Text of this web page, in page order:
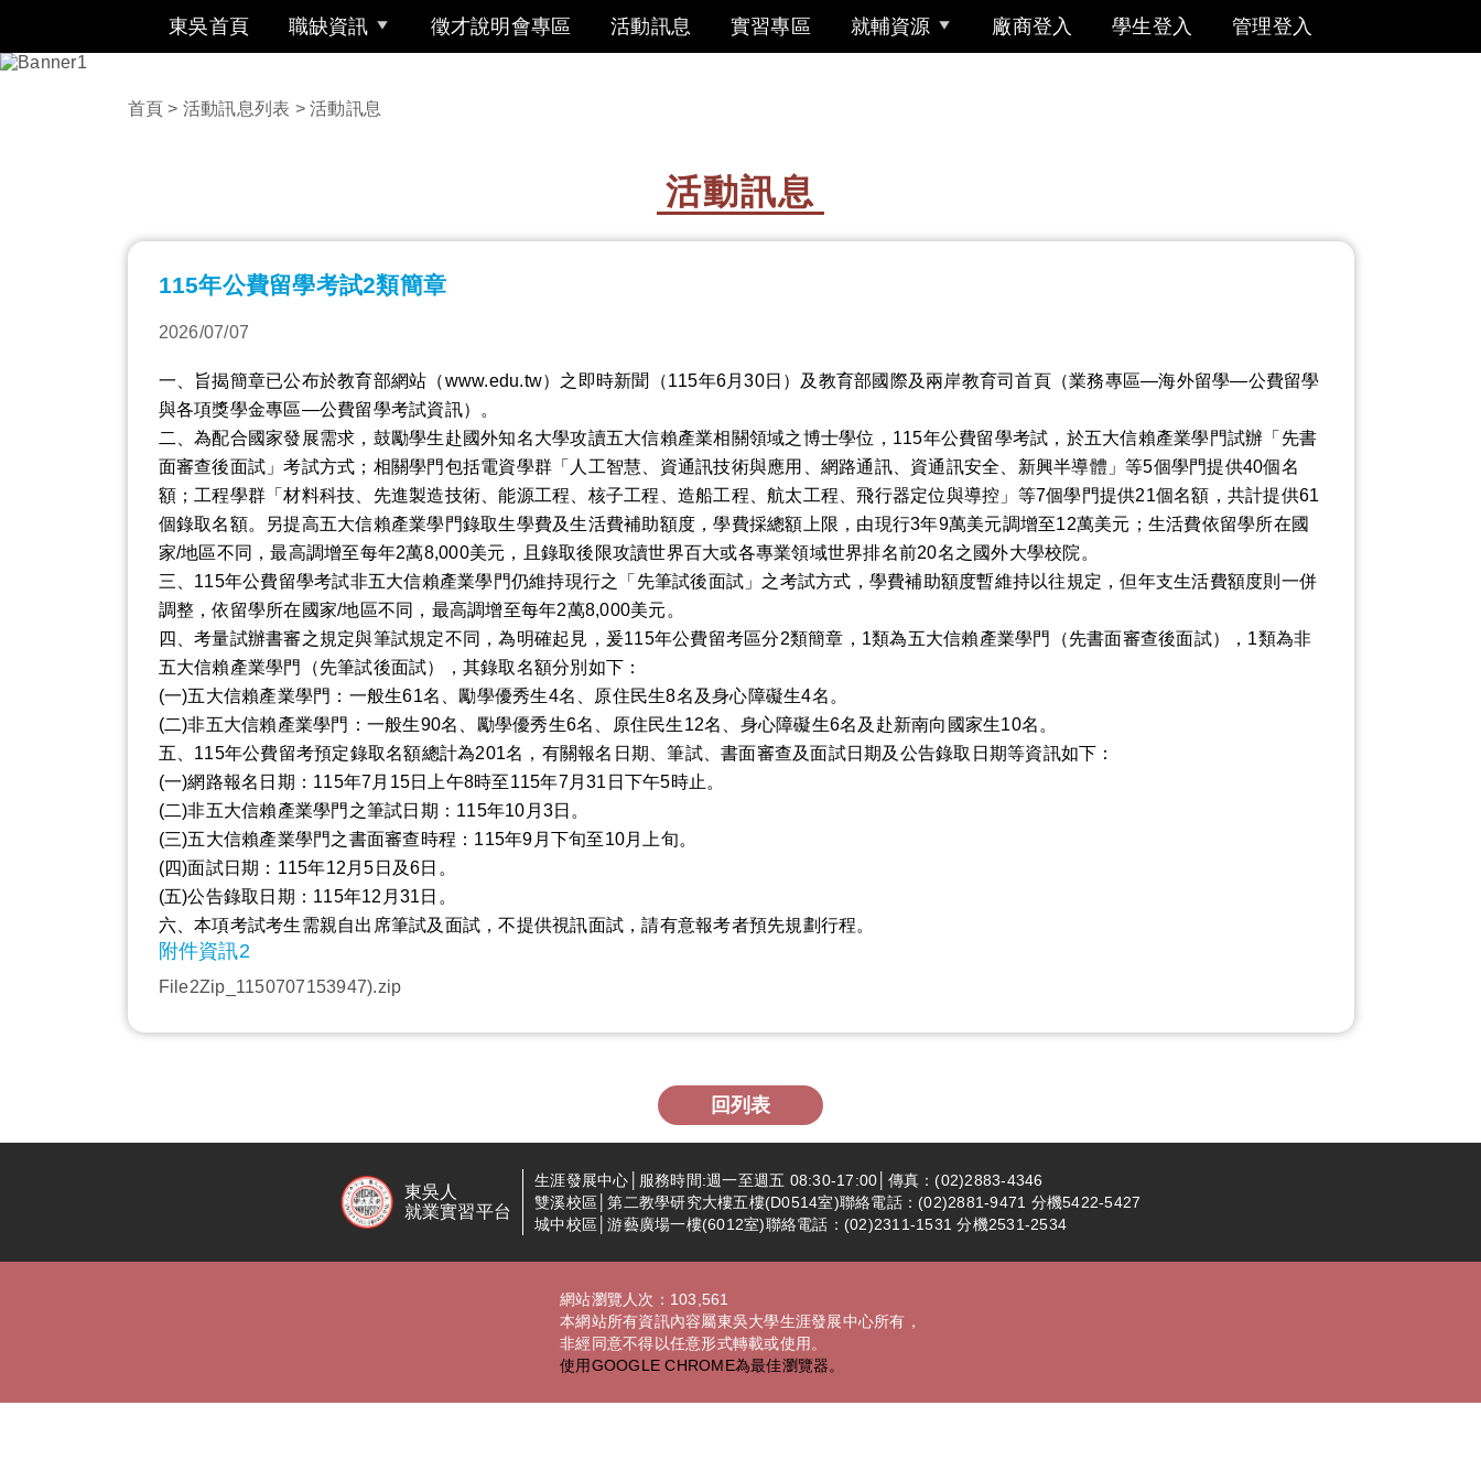
東吳首頁 職缺資訊 徵才說明會專區 活動訊息 實習專區 就輔資源 廠商登入 學生登入 管理登入
首頁 > 活動訊息列表 > 活動訊息
活動訊息
115年公費留學考試2類簡章
2026/07/07
一、旨揭簡章已公布於教育部網站（www.edu.tw）之即時新聞（115年6月30日）及教育部國際及兩岸教育司首頁（業務專區―海外留學―公費留學
與各項獎學金專區―公費留學考試資訊）。
二、為配合國家發展需求，鼓勵學生赴國外知名大學攻讀五大信賴產業相關領域之博士學位，115年公費留學考試，於五大信賴產業學門試辦「先書
面審查後面試」考試方式；相關學門包括電資學群「人工智慧、資通訊技術與應用、網路通訊、資通訊安全、新興半導體」等5個學門提供40個名
額；工程學群「材料科技、先進製造技術、能源工程、核子工程、造船工程、航太工程、飛行器定位與導控」等7個學門提供21個名額，共計提供61
個錄取名額。另提高五大信賴產業學門錄取生學費及生活費補助額度，學費採總額上限，由現行3年9萬美元調增至12萬美元；生活費依留學所在國
家/地區不同，最高調增至每年2萬8,000美元，且錄取後限攻讀世界百大或各專業領域世界排名前20名之國外大學校院。
三、115年公費留學考試非五大信賴產業學門仍維持現行之「先筆試後面試」之考試方式，學費補助額度暫維持以往規定，但年支生活費額度則一併
調整，依留學所在國家/地區不同，最高調增至每年2萬8,000美元。
四、考量試辦書審之規定與筆試規定不同，為明確起見，爰115年公費留考區分2類簡章，1類為五大信賴產業學門（先書面審查後面試），1類為非
五大信賴產業學門（先筆試後面試），其錄取名額分別如下：
(一)五大信賴產業學門：一般生61名、勵學優秀生4名、原住民生8名及身心障礙生4名。
(二)非五大信賴產業學門：一般生90名、勵學優秀生6名、原住民生12名、身心障礙生6名及赴新南向國家生10名。
五、115年公費留考預定錄取名額總計為201名，有關報名日期、筆試、書面審查及面試日期及公告錄取日期等資訊如下：
(一)網路報名日期：115年7月15日上午8時至115年7月31日下午5時止。
(二)非五大信賴產業學門之筆試日期：115年10月3日。
(三)五大信賴產業學門之書面審查時程：115年9月下旬至10月上旬。
(四)面試日期：115年12月5日及6日。
(五)公告錄取日期：115年12月31日。
六、本項考試考生需親自出席筆試及面試，不提供視訊面試，請有意報考者預先規劃行程。
附件資訊2
File2Zip_1150707153947).zip
回列表
東吳人
就業實習平台
生涯發展中心│服務時間:週一至週五 08:30-17:00│傳真：(02)2883-4346
雙溪校區│第二教學研究大樓五樓(D0514室)聯絡電話：(02)2881-9471 分機5422-5427
城中校區│游藝廣場一樓(6012室)聯絡電話：(02)2311-1531 分機2531-2534
網站瀏覽人次：103,561
本網站所有資訊內容屬東吳大學生涯發展中心所有，
非經同意不得以任意形式轉載或使用。
使用GOOGLE CHROME為最佳瀏覽器。